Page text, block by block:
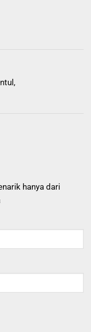
hanya dari